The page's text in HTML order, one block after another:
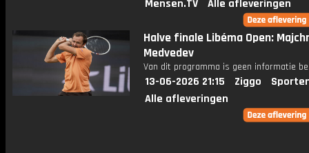
Mensen.TV
Alle afleveringen
Halve finale Libéma Open:
Medvedev
Van dit programma is geen informatie
13-06-2026 21:15 Ziggo
Alle afleveringen